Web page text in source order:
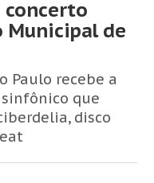
concerto
Municipal de
Paulo recebe a
que
disco